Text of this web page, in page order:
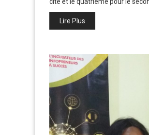
cité et le quatrième pour le
Lire Plus